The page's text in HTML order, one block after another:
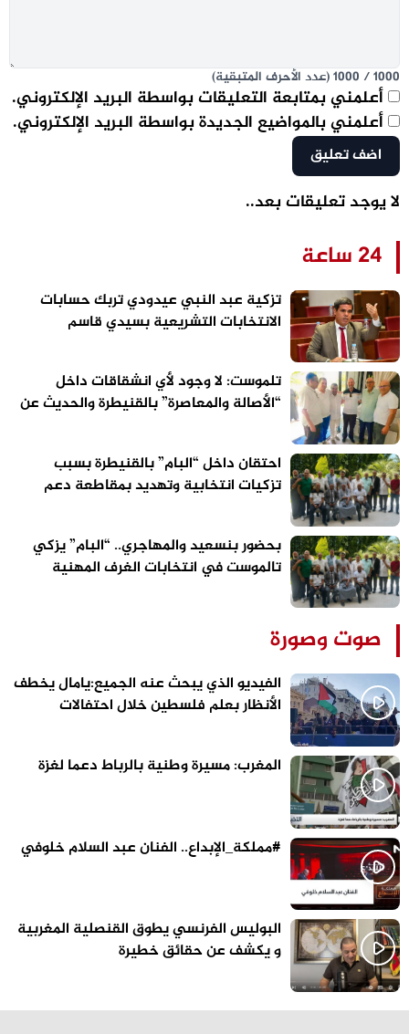
1000
/
1000(عدد الأحرف المتبقية)
أعلمني بمتابعة التعليقات بواسطة البريد الإلكتروني.
أعلمني بالمواضيع الجديدة بواسطة البريد الإلكتروني.
لا يوجد تعليقات بعد..
24 ساعة
تزكية عبد النبي عيدودي تربك حسابات
الانتخابات التشريعية بسيدي قاسم
تلموست: لا وجود لأي انشقاقات داخل
“الأصالة والمعاصرة” بالقنيطرة والحديث عن
احتقان داخل “البام” بالقنيطرة بسبب
تزكيات انتخابية وتهديد بمقاطعة دعم
بحضور بنسعيد والمهاجري.. “البام” يزكي
تالموست في انتخابات الغرف المهنية
صوت وصورة
الفيديو الذي يبحث عنه الجميع:يامال يخطف
الأنظار بعلم فلسطين خلال احتفالات
المغرب: مسيرة وطنية بالرباط دعما لغزة
#مملكة_الإبداع.. الفنان عبد السلام خلوفي
البوليس الفرنسي يطوق القنصلية المغربية
و يكشف عن حقائق خطيرة